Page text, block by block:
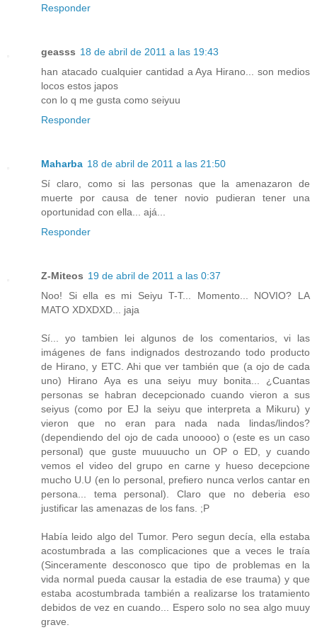
Responder
geasss 18 de abril de 2011 a las 19:43
han atacado cualquier cantidad a Aya Hirano... son medios
locos estos japos
con lo q me gusta como seiyuu
Responder
Maharba 18 de abril de 2011 a las 21:50
Sí claro, como si las personas que la amenazaron de
muerte por causa de tener novio pudieran tener una
oportunidad con ella... ajá...
Responder
Z-Miteos 19 de abril de 2011 a las 0:37
Noo! Si ella es mi Seiyu T-T... Momento... NOVIO? LA
MATO XDXDXD... jaja
Sí... yo tambien lei algunos de los comentarios, vi las
imágenes de fans indignados destrozando todo producto
de Hirano, y ETC. Ahi que ver también que (a ojo de cada
uno) Hirano Aya es una seiyu muy bonita... ¿Cuantas
personas se habran decepcionado cuando vieron a sus
seiyus (como por EJ la seiyu que interpreta a Mikuru) y
vieron que no eran para nada nada lindas/lindos?
(dependiendo del ojo de cada unoooo) o (este es un caso
personal) que guste muuuucho un OP o ED, y cuando
vemos el video del grupo en carne y hueso decepcione
mucho U.U (en lo personal, prefiero nunca verlos cantar en
persona... tema personal). Claro que no deberia eso
justificar las amenazas de los fans. ;P
Había leido algo del Tumor. Pero segun decía, ella estaba
acostumbrada a las complicaciones que a veces le traía
(Sinceramente desconosco que tipo de problemas en la
vida normal pueda causar la estadia de ese trauma) y que
estaba acostumbrada también a realizarse los tratamiento
debidos de vez en cuando... Espero solo no sea algo muuy
grave.